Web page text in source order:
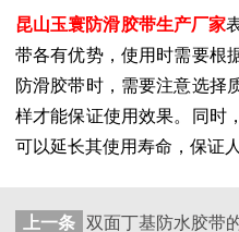
昆山玉寰防滑胶带生产厂家
带各有优势，使用时需要根
防滑胶带时，需要注意选择
样才能保证使用效果。同时
可以延长其使用寿命，保证
上一条